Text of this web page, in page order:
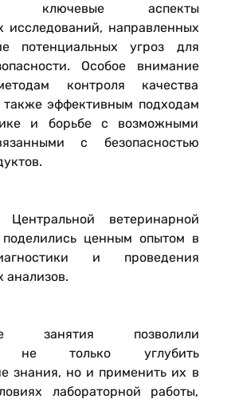
ключевые аспекты
исследований, направленных
потенциальных угроз для
Особое внимание
контроля качества
также эффективным подходам
и борьбе с возможными
с безопасностью
Центральной ветеринарной
поделились ценным опытом в
и проведения
анализов.
занятия позволили
не только углубить
знания, но и применить их в
лабораторной работы,